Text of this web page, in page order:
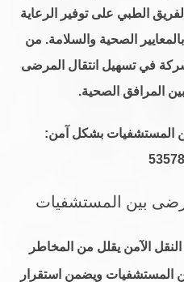
الطبي على توفير الرعاية
بالمعايير الصحية والسلامة. من
في تسهيل انتقال المرضى
المرافق الصحية.
بين المستشفيات
النقل الآمن يقلل من المخاطر
المستشفيات ويضمن استقرار